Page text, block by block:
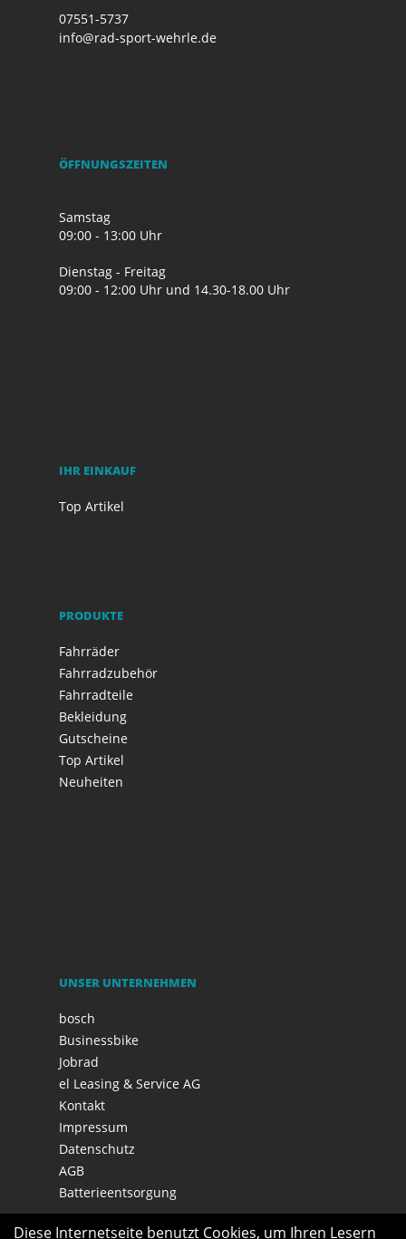
07551-5737
info@rad-sport-wehrle.de
ÖFFNUNGSZEITEN
Samstag
09:00 - 13:00 Uhr
Dienstag - Freitag
09:00 - 12:00 Uhr und 14.30-18.00 Uhr
IHR EINKAUF
Top Artikel
PRODUKTE
Fahrräder
Fahrradzubehör
Fahrradteile
Bekleidung
Gutscheine
Top Artikel
Neuheiten
UNSER UNTERNEHMEN
bosch
Businessbike
Jobrad
el Leasing & Service AG
Kontakt
Impressum
Datenschutz
AGB
Batterieentsorgung
Diese Internetseite benutzt Cookies, um Ihren Lesern